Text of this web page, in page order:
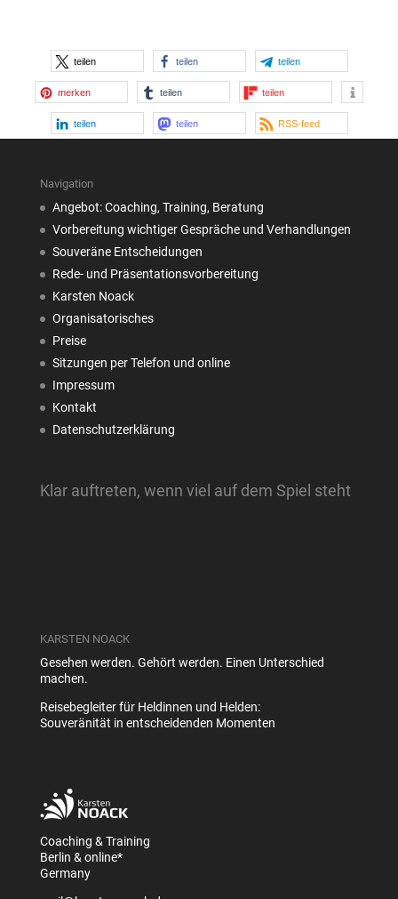
teilen teilen teilen
merken teilen teilen
teilen teilen RSS-feed
Navigation
Angebot: Coaching, Training, Beratung
Vorbereitung wichtiger Gespräche und Verhandlungen
Souveräne Entscheidungen
Rede- und Präsentationsvorbereitung
Karsten Noack
Organisatorisches
Preise
Sitzungen per Telefon und online
Impressum
Kontakt
Datenschutzerklärung
Klar auftreten, wenn viel auf dem Spiel steht
KARSTEN NOACK
Gesehen werden. Gehört werden. Einen Unterschied
machen.
Reisebegleiter für Heldinnen und Helden:
Souveränität in entscheidenden Momenten
Coaching & Training
Berlin & online*
Germany